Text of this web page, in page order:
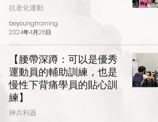
抗老化運動
beyoungtraining
2024年4月26日
【腰帶深蹲：可以是優秀
運動員的輔助訓練，也是
慢性下背痛學員的貼心訓
練】
神兵利器